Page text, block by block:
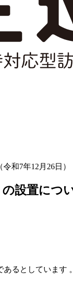
和7年12月26日）
設置につい
あるとしています 。